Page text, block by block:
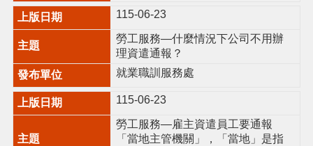
網
站
全
政
策
政
網
115-06-23
勞工服務—什麼情況下公司不用辦
理資遣通報？
就業職訓服務處
115-06-23
勞工服務—雇主資遣員工要通報
「當地主管機關」，「當地」是指